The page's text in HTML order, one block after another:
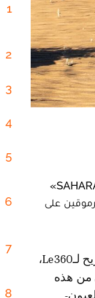
أسدل الستار، بحر الأسبوع الجاري، على النسخة الثانية من رالي الدراجات النارية «SAHARA RAID EXPERIENCE»
على
من هذه
1
2
3
4
5
6
7
8